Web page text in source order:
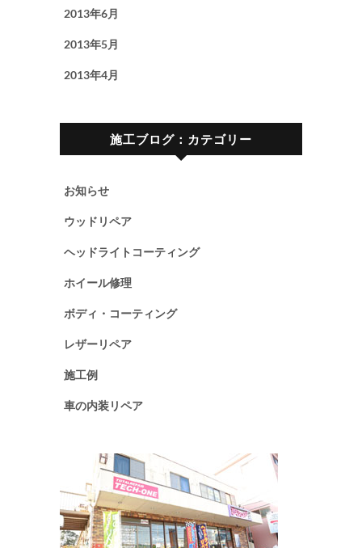
2013年6月
2013年5月
2013年4月
施工ブログ：カテゴリー
お知らせ
ウッドリペア
ヘッドライトコーティング
ホイール修理
ボディ・コーティング
レザーリペア
施工例
車の内装リペア